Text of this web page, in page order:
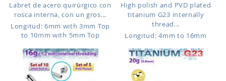
Labret de acero quirúrgico con
rosca interna, con un gros...
Longitud: 6mm with 3mm Top
to 10mm with 5mm Top
High polish and PVD plated
titanium G23 internally
thread...
Longitud: 4mm to 16mm